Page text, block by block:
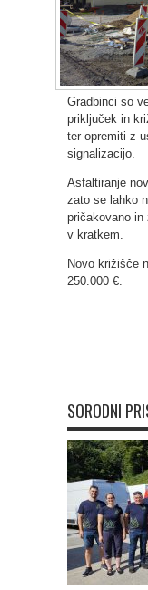
Gradbinci so
priključek in
ter opremiti z
signalizacijo.
Asfaltiranje
zato se lahko
pričakovano in
v kratkem.
Novo križišče
250.000 €.
SORODNI